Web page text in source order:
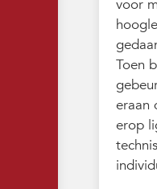
voor
Toen
eraan
erop